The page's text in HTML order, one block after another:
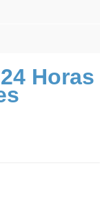
Horas